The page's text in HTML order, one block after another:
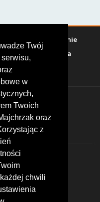
Twój
w
Twoich
oraz
z
chwili
Stacje paliw
Jedzenie
Rajdy
Spotkania